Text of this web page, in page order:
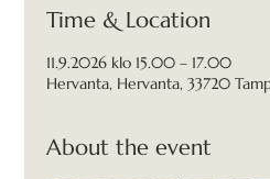
Time & Location
11.9.2026 klo 15.00 – 17.00
Hervanta, Hervanta, 33720
About the event